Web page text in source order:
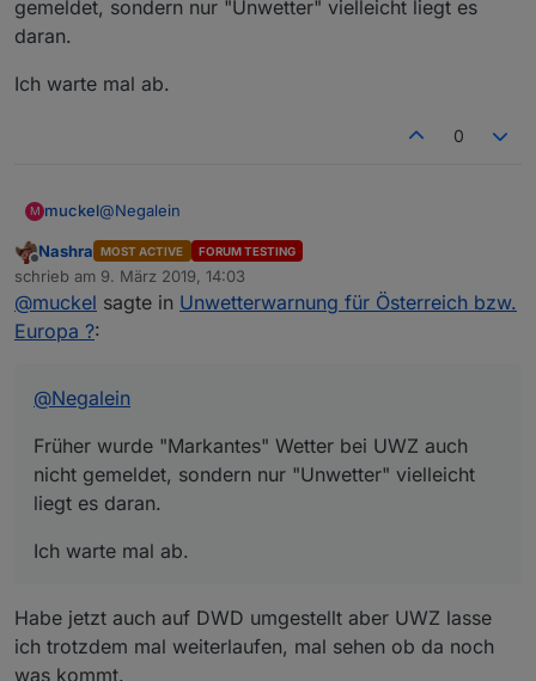
Adapter!
DWD
gemeldet, sondern nur "Unwetter" vielleicht liegt es
daran.
Ich warte mal ab.
0
M muckel@Negalein
Früher wurde "Markantes" Wetter bei UWZ auch nicht
gemeldet, sondern nur "Unwetter" vielleicht liegt es
daran.
Ich warte mal ab.
Offline
Nashra MOST ACTIVE FORUM TESTING
schrieb am 9. März 2019, 14:03
zuletzt editiert von
@muckel sagte in Unwetterwarnung für Österreich bzw.
Europa ?:
@Negalein
Früher wurde "Markantes" Wetter bei UWZ auch
nicht gemeldet, sondern nur "Unwetter" vielleicht
liegt es daran.
Ich warte mal ab.
Habe jetzt auch auf DWD umgestellt aber UWZ lasse
ich trotzdem mal weiterlaufen, mal sehen ob da noch
was kommt.